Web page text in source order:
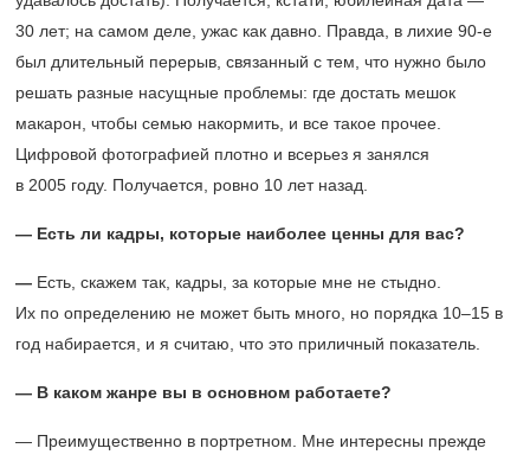
30 лет; на самом деле, ужас как давно. Правда, в лихие 90-е
был длительный перерыв, связанный с тем, что нужно было
решать разные насущные проблемы: где достать мешок
макарон, чтобы семью накормить, и все такое прочее.
Цифровой фотографией плотно и всерьез я занялся
в 2005 году. Получается, ровно 10 лет назад.
— Есть ли кадры, которые наиболее ценны для вас?
— Есть, скажем так, кадры, за которые мне не стыдно.
Их по определению не может быть много, но порядка 10–15 в
год набирается, и я считаю, что это приличный показатель.
— В каком жанре вы в основном работаете?
— Преимущественно в портретном. Мне интересны прежде